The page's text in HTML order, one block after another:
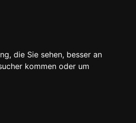
die Sie sehen, besser an
kommen oder um